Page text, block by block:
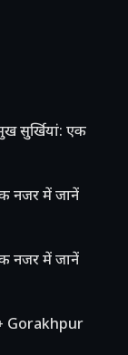
सुर्खियां: एक
नजर में जानें
नजर में जानें
Gorakhpur